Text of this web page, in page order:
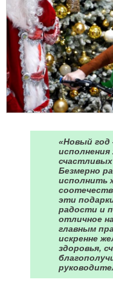
«Новый
исполнения
Безмерно
исполнить
эти
радости и
отличное
главным
искренне
здоровья,